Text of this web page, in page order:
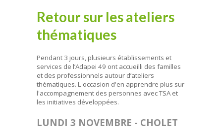
Retour sur les ateliers
thématiques
Pendant 3 jours, plusieurs établissements et
services de l’Adapei 49 ont accueilli des familles
et des professionnels autour d’ateliers
thématiques. L'occasion d'en apprendre plus sur
l'accompagnement des personnes avec TSA et
les initiatives développées.
LUNDI 3 NOVEMBRE - CHOLET